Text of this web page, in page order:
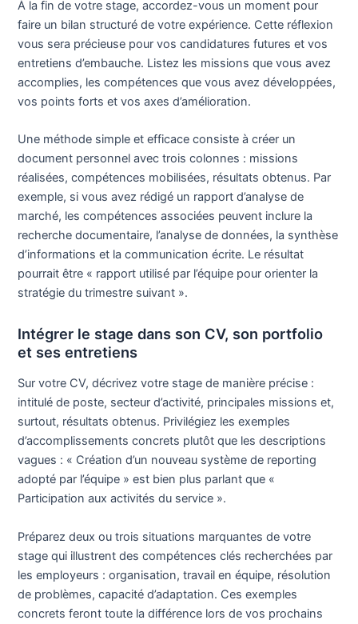
À la fin de votre stage, accordez-vous un moment pour
faire un bilan structuré de votre expérience. Cette réflexion
vous sera précieuse pour vos candidatures futures et vos
entretiens d’embauche. Listez les missions que vous avez
accomplies, les compétences que vous avez développées,
vos points forts et vos axes d’amélioration.
Une méthode simple et efficace consiste à créer un
document personnel avec trois colonnes : missions
réalisées, compétences mobilisées, résultats obtenus. Par
exemple, si vous avez rédigé un rapport d’analyse de
marché, les compétences associées peuvent inclure la
recherche documentaire, l’analyse de données, la synthèse
d’informations et la communication écrite. Le résultat
pourrait être « rapport utilisé par l’équipe pour orienter la
stratégie du trimestre suivant ».
Intégrer le stage dans son CV, son portfolio
et ses entretiens
Sur votre CV, décrivez votre stage de manière précise :
intitulé de poste, secteur d’activité, principales missions et,
surtout, résultats obtenus. Privilégiez les exemples
d’accomplissements concrets plutôt que les descriptions
vagues : « Création d’un nouveau système de reporting
adopté par l’équipe » est bien plus parlant que «
Participation aux activités du service ».
Préparez deux ou trois situations marquantes de votre
stage qui illustrent des compétences clés recherchées par
les employeurs : organisation, travail en équipe, résolution
de problèmes, capacité d’adaptation. Ces exemples
concrets feront toute la différence lors de vos prochains